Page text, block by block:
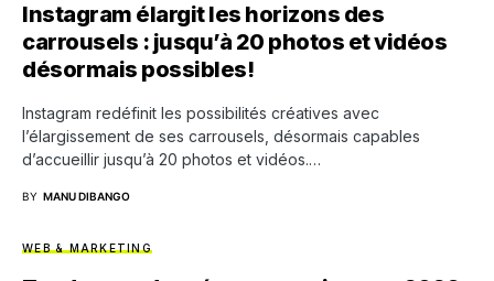
Instagram élargit les horizons des
carrousels : jusqu’à 20 photos et vidéos
désormais possibles!
Instagram redéfinit les possibilités créatives avec
l’élargissement de ses carrousels, désormais capables
d’accueillir jusqu’à 20 photos et vidéos.…
BY MANU DIBANGO
WEB & MARKETING